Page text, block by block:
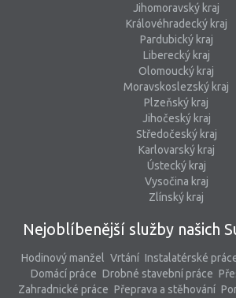
Jihomoravský kraj
Královéhradecký kraj
Pardubický kraj
Liberecký kraj
Olomoucký kraj
Moravskoslezský kraj
Plzeňský kraj
Jihočeský kraj
Středočeský kraj
Karlovarský kraj
Ústecký kraj
Vysočina kraj
Zlínský kraj
Nejoblíbenější služby našich
Hodinový manžel Vrtání Instalatérské
Domácí práce Drobné stavební práce
Zahradnické práce Přeprava a stěhování